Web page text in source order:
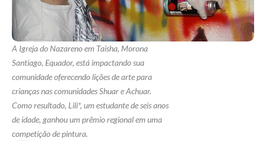
A Igreja do Nazareno em Taisha, Morona
Santiago, Equador, está impactando sua
comunidade oferecendo lições de arte para
crianças nas comunidades Shuar e Achuar.
Como resultado, Lili*, um estudante de seis anos
de idade, ganhou um prêmio regional em uma
competição de pintura.